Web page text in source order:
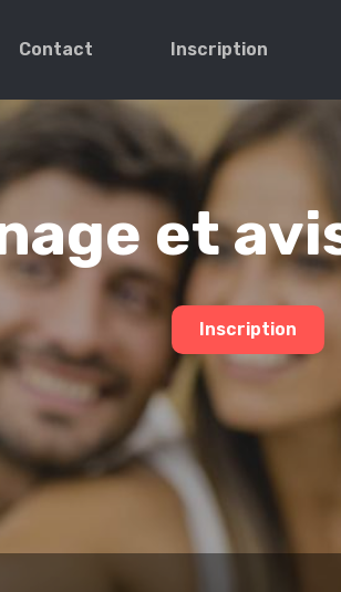
Contact Inscription
et
Inscription